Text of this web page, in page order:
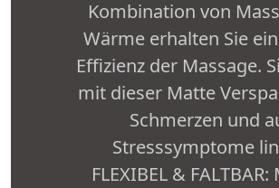
Kombination von
Wärme erhalten Sie
Effizienz der Massage.
mit dieser Matte
Schmerzen und
Stresssymptome
FLEXIBEL &